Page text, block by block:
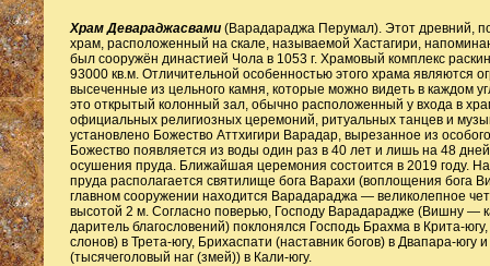
Храм Девараджасвами(Варадараджа Перумал). Этот древний,
храм, расположенный на скале, называемой Хастагири,
был сооружён династией Чола в 1053 г. Храмовый комплекс
93000 кв.м. Отличительной особенностью этого храма являются
высеченные из цельного камня, которые можно видеть в каждом
это открытый колонный зал, обычно расположенный у входа в
официальных религиозных церемоний, ритуальных танцев и
установлено Божество Аттхигири Варадар, вырезанное из
Божество появляется из воды один раз в 40 лет и лишь на 48
осушения пруда. Ближайшая церемония состоится в 2019 году.
пруда располагается святилище бога Варахи (воплощения бога
главном сооружении находится Варадараджа — великолепное
высотой 2 м. Согласно поверью, Господу Варадарадже (Вишну —
даритель благословений) поклонялся Господь Брахма в Крита-
слонов) в Трета-югу, Брихаспати (наставник богов) в Двапара-
(тысячеголовый наг (змей)) в Кали-югу.